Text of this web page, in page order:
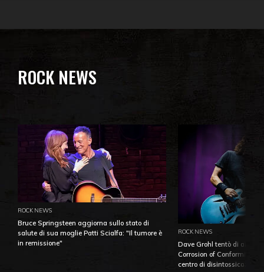
ROCK NEWS
ROCK NEWS
Bruce Springsteen aggiorna sullo stato di
salute di sua moglie Patti Scialfa: "Il tumore è
in remissione"
ROCK NEWS
Dave Grohl tentò di
Corrosion of Conformity
centro di